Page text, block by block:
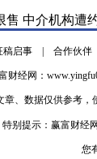
售 中介机构遭
稿启事 合作伙伴
财经网：
章、数据仅供参考
特别提示：赢富财经
您